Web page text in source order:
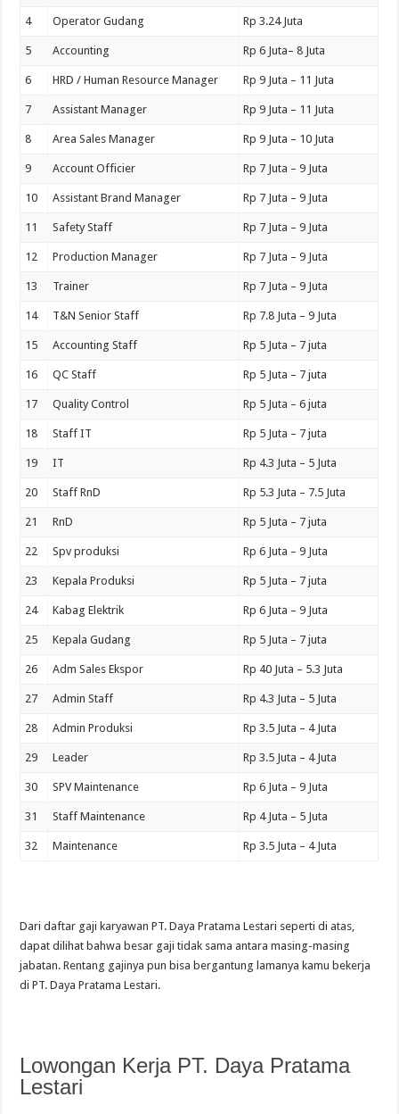
4 Operator Gudang Rp 3.24 Juta
5 Accounting Rp 6 Juta– 8 Juta
6 HRD / Human Resource Manager Rp 9 Juta – 11 Juta
7 Assistant Manager Rp 9 Juta – 11 Juta
8 Area Sales Manager Rp 9 Juta – 10 Juta
9 Account Officier Rp 7 Juta – 9 Juta
10 Assistant Brand Manager Rp 7 Juta – 9 Juta
11 Safety Staff Rp 7 Juta – 9 Juta
12 Production Manager Rp 7 Juta – 9 Juta
13 Trainer Rp 7 Juta – 9 Juta
14 T&N Senior Staff Rp 7.8 Juta – 9 Juta
15 Accounting Staff Rp 5 Juta – 7 juta
16 QC Staff Rp 5 Juta – 7 juta
17 Quality Control Rp 5 Juta – 6 juta
18 Staff IT Rp 5 Juta – 7 juta
19 IT Rp 4.3 Juta – 5 Juta
20 Staff RnD Rp 5.3 Juta – 7.5 Juta
21 RnD Rp 5 Juta – 7 juta
22 Spv produksi Rp 6 Juta – 9 Juta
23 Kepala Produksi Rp 5 Juta – 7 juta
24 Kabag Elektrik Rp 6 Juta – 9 Juta
25 Kepala Gudang Rp 5 Juta – 7 juta
26 Adm Sales Ekspor Rp 40 Juta – 5.3 Juta
27 Admin Staff Rp 4.3 Juta – 5 Juta
28 Admin Produksi Rp 3.5 Juta – 4 Juta
29 Leader Rp 3.5 Juta – 4 Juta
30 SPV Maintenance Rp 6 Juta – 9 Juta
31 Staff Maintenance Rp 4 Juta – 5 Juta
32 Maintenance Rp 3.5 Juta – 4 Juta
Dari daftar gaji karyawan PT. Daya Pratama Lestari seperti di atas,
dapat dilihat bahwa besar gaji tidak sama antara masing-masing
jabatan. Rentang gajinya pun bisa bergantung lamanya kamu bekerja
di PT. Daya Pratama Lestari.
Lowongan Kerja PT. Daya Pratama
Lestari